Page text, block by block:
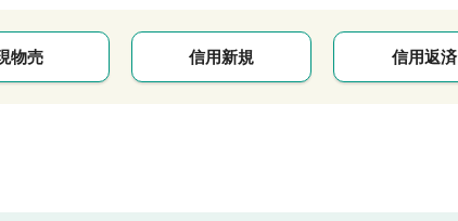
物売 信用新規 信用返済